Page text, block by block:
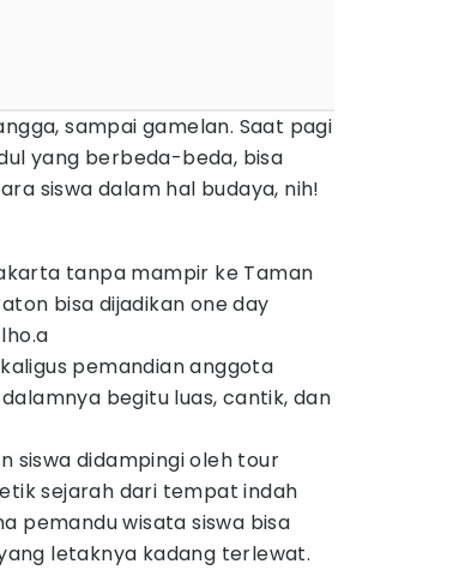
sampai gamelan. Saat pagi
yang berbeda-beda, bisa
siswa dalam hal budaya, nih!
tanpa mampir ke Taman
bisa dijadikan one day
pemandian anggota
begitu luas, cantik, dan
siswa didampingi oleh tour
sejarah dari tempat indah
pemandu wisata siswa bisa
letaknya kadang terlewat.